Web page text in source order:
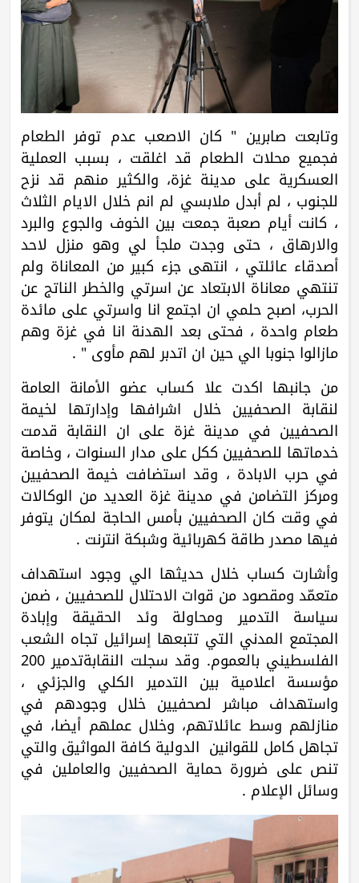
وتابعت صابرين " كان الاصعب عدم توفر الطعام
فجميع محلات الطعام قد اغلقت ، بسبب العملية
العسكرية على مدينة غزة، والكثير منهم قد نزح
للجنوب ، لم أبدل ملابسي لم انم خلال الايام الثلاث
، كانت أيام صعبة جمعت بين الخوف والجوع والبرد
والارهاق ، حتى وجدت ملجأ لي وهو منزل لاحد
أصدقاء عائلتي ، انتهى جزء كبير من المعاناة ولم
تنتهي معاناة الابتعاد عن اسرتي والخطر الناتج عن
الحرب، اصبح حلمي ان اجتمع انا واسرتي على مائدة
طعام واحدة ، فحتى بعد الهدنة انا في غزة وهم
مازالوا جنوبا الي حين ان اتدبر لهم مأوى " .
من جانبها اكدت علا كساب عضو الأمانة العامة
لنقابة الصحفيين خلال اشرافها وإدارتها لخيمة
الصحفيين في مدينة غزة على ان النقابة قدمت
خدماتها للصحفيين ككل على مدار السنوات ، وخاصة
في حرب الابادة ، وقد استضافت خيمة الصحفيين
ومركز التضامن في مدينة غزة العديد من الوكالات
في وقت كان الصحفيين بأمس الحاجة لمكان يتوفر
فيها مصدر طاقة كهربائية وشبكة انترنت .
وأشارت كساب خلال حديثها الي وجود استهداف
متعمّد ومقصود من قوات الاحتلال للصحفيين ، ضمن
سياسة التدمير ومحاولة وئد الحقيقة وإبادة
المجتمع المدني التي تتبعها إسرائيل تجاه الشعب
الفلسطيني بالعموم. وقد سجلت النقابةتدمير 200
مؤسسة اعلامية بين التدمير الكلي والجزئي ،
واستهداف مباشر لصحفيين خلال وجودهم في
منازلهم وسط عائلاتهم، وخلال عملهم أيضا، في
تجاهل كامل للقوانين الدولية كافة المواثيق والتي
تنص على ضرورة حماية الصحفيين والعاملين في
وسائل الإعلام .